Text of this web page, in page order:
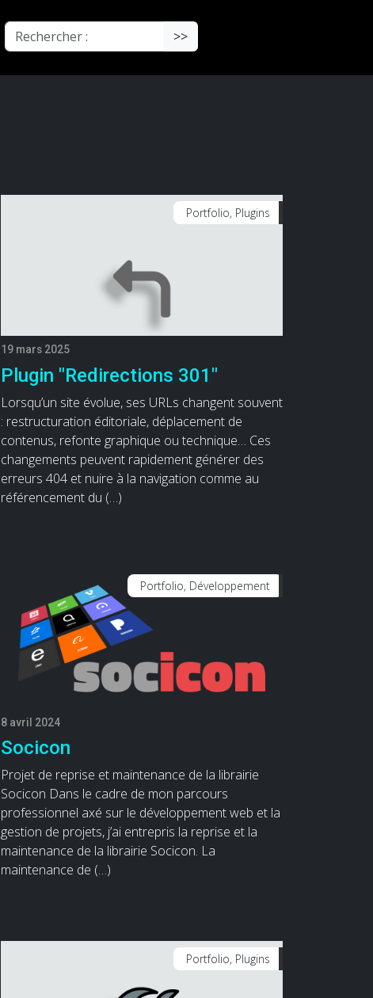
Rechercher : >>
Portfolio, Plugins
19 mars 2025
Plugin "Redirections 301"
Lorsqu’un site évolue, ses URLs changent souvent
: restructuration éditoriale, déplacement de
contenus, refonte graphique ou technique… Ces
changements peuvent rapidement générer des
erreurs 404 et nuire à la navigation comme au
référencement du (…)
Portfolio, Développement
8 avril 2024
Socicon
Projet de reprise et maintenance de la librairie
Socicon Dans le cadre de mon parcours
professionnel axé sur le développement web et la
gestion de projets, j’ai entrepris la reprise et la
maintenance de la librairie Socicon. La
maintenance de (…)
Portfolio, Plugins